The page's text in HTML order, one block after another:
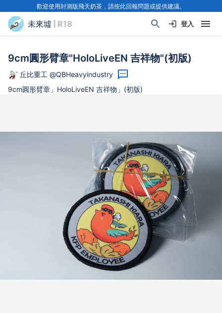
歡迎使用封測版飛天奶茶，請按此回報問題或提供建議。
未來墟 | R18 登入
9cm圓形臂章"HoloLiveEN 吉祥物"(初版)
丘比重工 @QBHeavyindustry
9cm圓形臂章」HoloLiveEN 吉祥物」(初版)